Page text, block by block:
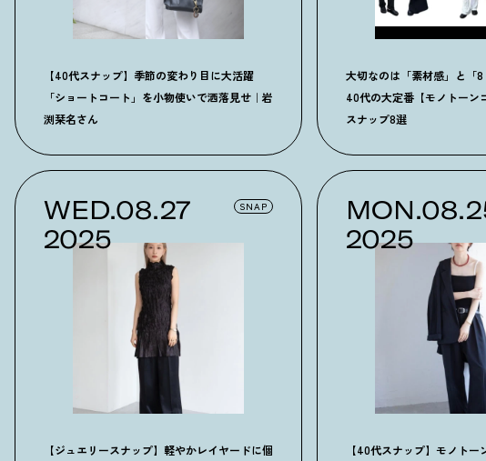
【40代スナップ】季節の変わり目に大活躍
「ショートコート」を小物使いで洒落見せ｜岩
渕栞名さん
大切なのは「素材感」と「8
40代の大定番【モノトーン
スナップ8選
WED.08.27
2025
【ジュエリースナップ】軽やかレイヤードに個
SNAP
2025
【40代スナップ】モノト